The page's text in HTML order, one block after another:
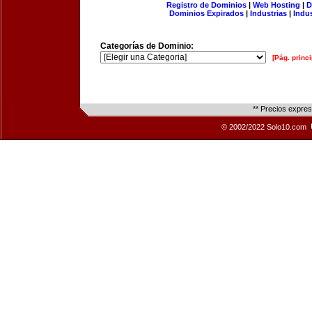
Registro de Dominios| Web Hosting |
Dominios Expirados | Industrias |
Categorías de Dominio:
[Pág.
** Precios
© 2002/2022 Solo10.com